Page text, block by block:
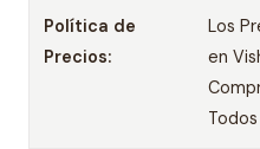
Política de
Precios:
Los
en